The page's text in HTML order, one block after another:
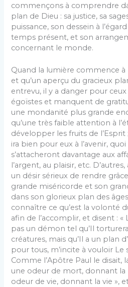
commençons à comprendre
plan de Dieu : sa justice, sa
puissance, son dessein à
temps présent, et son
concernant le monde.
Quand la lumière commence à
et qu’un aperçu du gracieux
entrevu, il y a danger pour
égoïstes et manquent de
une mondanité plus grande
qu’une très faible attention à
développer les fruits de
ira bien pour eux à l’avenir, quoi
s’attacheront davantage aux
l’argent, au plaisir, etc.
un désir sérieux de rendre
grande miséricorde et son
dans son glorieux plan des
connaître ce qu’est la volonté
afin de l’accomplir, et disent : «
pas un démon tel qu’Il
créatures, mais qu’Il a un plan
pour tous, m’incite à vouloir Le
Comme l’Apôtre Paul le disait,
une odeur de mort, donnant la
odeur de vie, donnant la vie »,